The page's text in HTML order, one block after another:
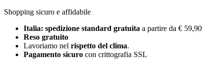
Shopping sicuro e affidabile
Italia: spedizione standard gratuita a partire da € 59,90
Reso gratuito
Lavoriamo nel rispetto del clima.
Pagamento sicuro con crittografia SSL